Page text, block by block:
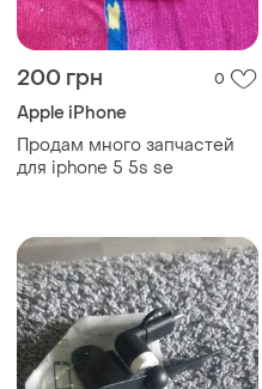
200 грн 0
Apple iPhone
Продам много запчастей
для iphone 5 5s se